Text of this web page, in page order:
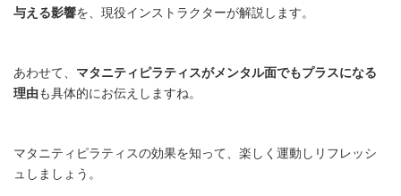
与える影響を、現役インストラクターが解説します。
あわせて、 マタニティピラティスがメンタル面でもプラスになる
理由も具体的にお伝えしますね。
マタニティピラティスの効果を知って、楽しく運動しリフレッシ
ュしましょう。